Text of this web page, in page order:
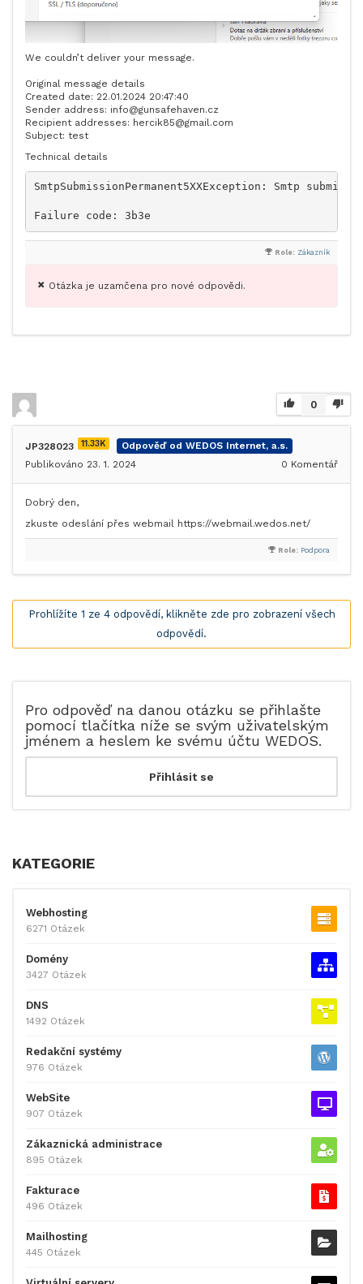
We couldn’t deliver your message.
Original message details
Created date: 22.01.2024 20:47:40
Sender address: info@gunsafehaven.cz
Recipient addresses: hercik85@gmail.com
Subject: test
Technical details
SmtpSubmissionPermanent5XXException: Smtp
Failure code: 3b3e
Role: Zákazník
Otázka je uzamčena pro nové odpovědi.
0
JP328023 11.33K
Odpověď od WEDOS Internet, a.s.
Publikováno 23. 1. 2024
0 Komentář
Dobrý den,
zkuste odeslání přes webmail https://webmail.wedos.net/
Role: Podpora
Prohlížíte 1 ze 4 odpovědí, klikněte zde pro zobrazení všech
odpovědí.
Pro odpověď na danou otázku se přihlašte
pomocí tlačítka níže se svým uživatelským
jménem a heslem ke svému účtu WEDOS.
KATEGORIE
Webhosting
6271 Otázek
Domény
3427 Otázek
DNS
1492 Otázek
Redakční systémy
976 Otázek
WebSite
907 Otázek
Zákaznická administrace
895 Otázek
Fakturace
496 Otázek
Mailhosting
445 Otázek